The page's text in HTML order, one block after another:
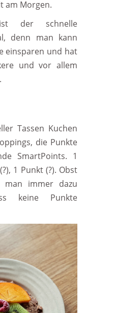
am Morgen.
der schnelle
denn man kann
einsparen und hat
und vor allem
Tassen Kuchen
die Punkte
SmartPoints. 1
1 Punkt (?). Obst
man immer dazu
keine Punkte